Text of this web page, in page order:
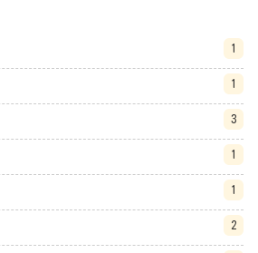
1
1
3
1
1
2